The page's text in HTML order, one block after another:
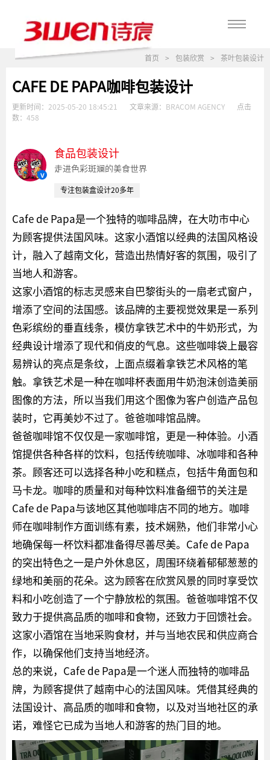
首页 > 包装欣赏 > 茶叶包装设计
CAFE DE PAPA咖啡包装设计
更新时间： 2025-05-20 18:45:21 文章来源： BRACOM AGENCY
点击
数： 458
v
食品包装设计
走进色彩斑斓的美食世界
专注包装盒设计20多年
Cafe de Papa是一个独特的咖啡品牌，在大叻市中心
为顾客提供法国风味。这家小酒馆以经典的法国风格设
计，融入了越南文化，营造出热情好客的氛围，吸引了
当地人和游客。
这家小酒馆的标志灵感来自巴黎街头的一扇老式窗户，
增添了空间的法国感。该品牌的主要视觉效果是一系列
色彩缤纷的垂直线条，模仿拿铁艺术中的牛奶形式，为
经典设计增添了现代和俏皮的气息。这些咖啡袋上最容
易辨认的亮点是条纹，上面点缀着拿铁艺术风格的笔
触。拿铁艺术是一种在咖啡杯表面用牛奶泡沫创造美丽
图像的方法，所以当我们用这个图像为客户创造产品包
装时，它再美妙不过了。爸爸咖啡馆品牌。
爸爸咖啡馆不仅仅是一家咖啡馆，更是一种体验。小酒
馆提供各种各样的饮料，包括传统咖啡、冰咖啡和各种
茶。顾客还可以选择各种小吃和糕点，包括牛角面包和
马卡龙。咖啡的质量和对每种饮料准备细节的关注是
Cafe de Papa与该地区其他咖啡店不同的地方。咖啡
师在咖啡制作方面训练有素，技术娴熟，他们非常小心
地确保每一杯饮料都准备得尽善尽美。Cafe de Papa
的突出特色之一是户外休息区，周围环绕着郁郁葱葱的
绿地和美丽的花朵。这为顾客在欣赏风景的同时享受饮
料和小吃创造了一个宁静放松的氛围。爸爸咖啡馆不仅
致力于提供高品质的咖啡和食物，还致力于回馈社会。
这家小酒馆在当地采购食材，并与当地农民和供应商合
作，以确保他们支持当地经济。
总的来说，Cafe de Papa是一个迷人而独特的咖啡品
牌，为顾客提供了越南中心的法国风味。凭借其经典的
法国设计、高品质的咖啡和食物，以及对当地社区的承
诺，难怪它已成为当地人和游客的热门目的地。